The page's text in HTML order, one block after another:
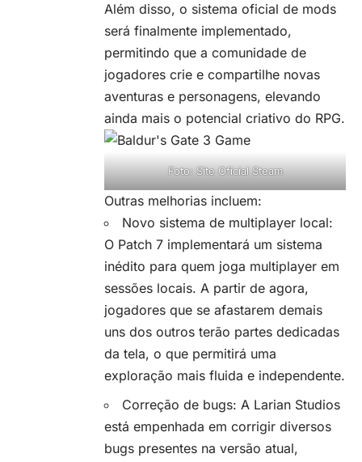
Além disso, o sistema oficial de mods
será finalmente implementado,
permitindo que a comunidade de
jogadores crie e compartilhe novas
aventuras e personagens, elevando
ainda mais o potencial criativo do RPG.
Foto: Site Oficial Steam
Outras melhorias incluem:
Novo sistema de multiplayer local:
O Patch 7 implementará um sistema
inédito para quem joga multiplayer em
sessões locais. A partir de agora,
jogadores que se afastarem demais
uns dos outros terão partes dedicadas
da tela, o que permitirá uma
exploração mais fluida e independente.
Correção de bugs: A Larian Studios
está empenhada em corrigir diversos
bugs presentes na versão atual,